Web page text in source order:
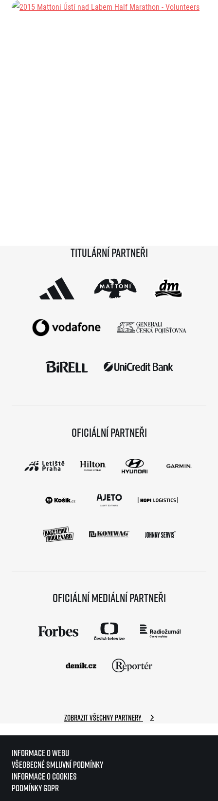
Titulární partneři
Oficiální partneři
Oficiální mediální partneři
Zobrazit všechny partnery
Informace o webu
Všeobecné smluvní podmínky
Informace o cookies
Podmínky GDPR